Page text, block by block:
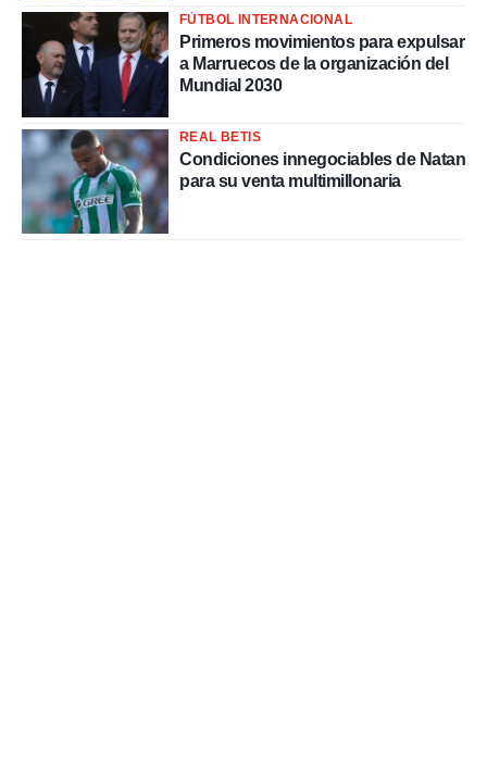
FÚTBOL INTERNACIONAL
Primeros movimientos para expulsar
a Marruecos de la organización del
Mundial 2030
REAL BETIS
Condiciones innegociables de Natan
para su venta multimillonaria